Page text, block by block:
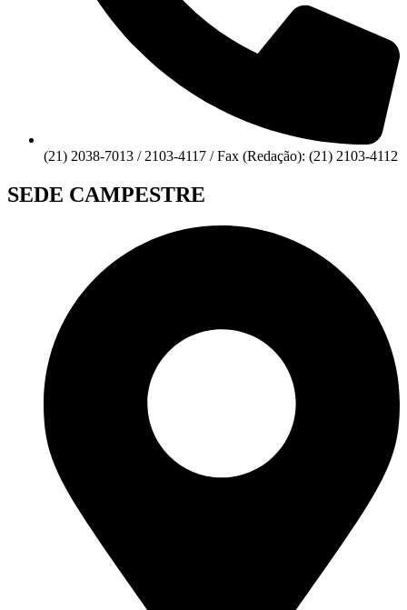
(21) 2038-7013 / 2103-4117 / Fax (Redação): (21) 2103-4112
SEDE CAMPESTRE